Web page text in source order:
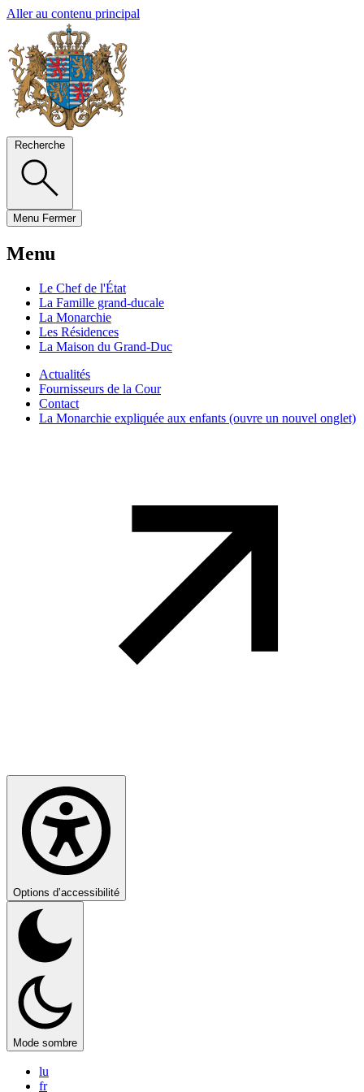
Aller au contenu principal
Recherche
Menu Fermer
Menu
Le Chef de l'État
La Famille grand-ducale
La Monarchie
Les Résidences
La Maison du Grand-Duc
Actualités
Fournisseurs de la Cour
Contact
La Monarchie expliquée aux enfants (ouvre un nouvel onglet)
Options d’accessibilité
Mode sombre
lu
fr